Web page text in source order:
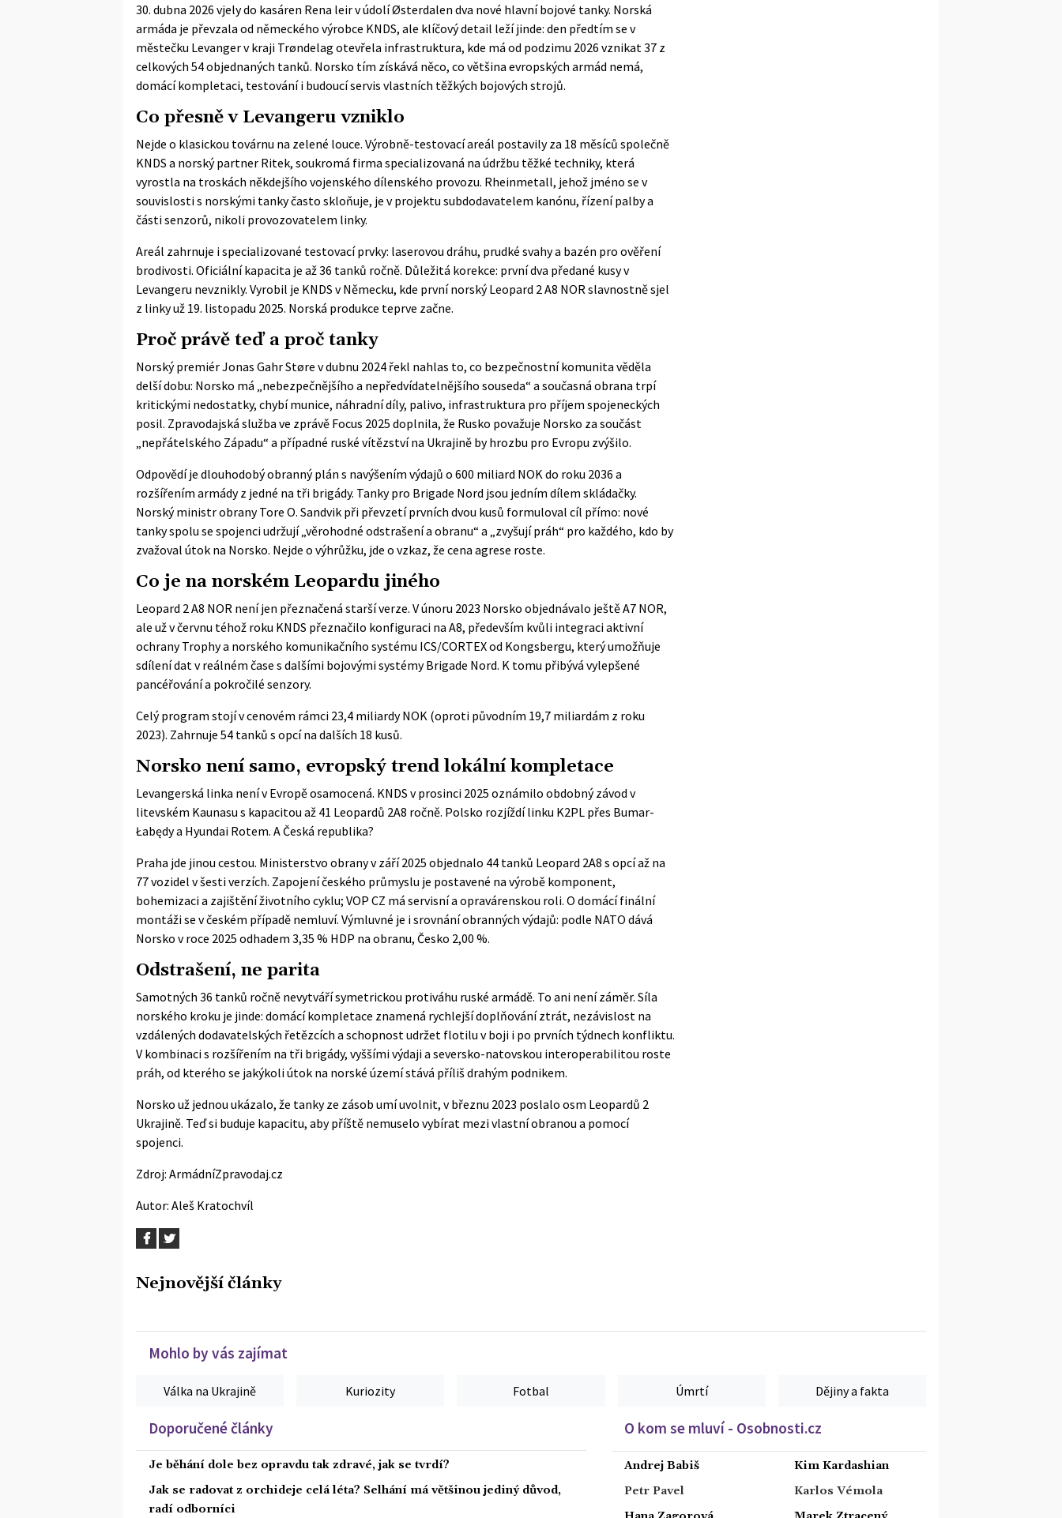
30. dubna 2026 vjely do kasáren Rena leir v údolí Østerdalen dva nové hlavní bojové tanky. Norská
armáda je převzala od německého výrobce KNDS, ale klíčový detail leží jinde: den předtím se v
městečku Levanger v kraji Trøndelag otevřela infrastruktura, kde má od podzimu 2026 vznikat 37 z
celkových 54 objednaných tanků. Norsko tím získává něco, co většina evropských armád nemá,
domácí kompletaci, testování i budoucí servis vlastních těžkých bojových strojů.
Co přesně v Levangeru vzniklo
Nejde o klasickou továrnu na zelené louce. Výrobně-testovací areál postavily za 18 měsíců společně
KNDS a norský partner Ritek, soukromá firma specializovaná na údržbu těžké techniky, která
vyrostla na troskách někdejšího vojenského dílenského provozu. Rheinmetall, jehož jméno se v
souvislosti s norskými tanky často skloňuje, je v projektu subdodavatelem kanónu, řízení palby a
části senzorů, nikoli provozovatelem linky.
Areál zahrnuje i specializované testovací prvky: laserovou dráhu, prudké svahy a bazén pro ověření
brodivosti. Oficiální kapacita je až 36 tanků ročně. Důležitá korekce: první dva předané kusy v
Levangeru nevznikly. Vyrobil je KNDS v Německu, kde první norský Leopard 2 A8 NOR slavnostně sjel
z linky už 19. listopadu 2025. Norská produkce teprve začne.
Proč právě teď a proč tanky
Norský premiér Jonas Gahr Støre v dubnu 2024 řekl nahlas to, co bezpečnostní komunita věděla
delší dobu: Norsko má „nebezpečnějšího a nepředvídatelnějšího souseda“ a současná obrana trpí
kritickými nedostatky, chybí munice, náhradní díly, palivo, infrastruktura pro příjem spojeneckých
posil. Zpravodajská služba ve zprávě Focus 2025 doplnila, že Rusko považuje Norsko za součást
„nepřátelského Západu“ a případné ruské vítězství na Ukrajině by hrozbu pro Evropu zvýšilo.
Odpovědí je dlouhodobý obranný plán s navýšením výdajů o 600 miliard NOK do roku 2036 a
rozšířením armády z jedné na tři brigády. Tanky pro Brigade Nord jsou jedním dílem skládačky.
Norský ministr obrany Tore O. Sandvik při převzetí prvních dvou kusů formuloval cíl přímo: nové
tanky spolu se spojenci udržují „věrohodné odstrašení a obranu“ a „zvyšují práh“ pro každého, kdo by
zvažoval útok na Norsko. Nejde o výhrůžku, jde o vzkaz, že cena agrese roste.
Co je na norském Leopardu jiného
Leopard 2 A8 NOR není jen přeznačená starší verze. V únoru 2023 Norsko objednávalo ještě A7 NOR,
ale už v červnu téhož roku KNDS přeznačilo konfiguraci na A8, především kvůli integraci aktivní
ochrany Trophy a norského komunikačního systému ICS/CORTEX od Kongsbergu, který umožňuje
sdílení dat v reálném čase s dalšími bojovými systémy Brigade Nord. K tomu přibývá vylepšené
pancéřování a pokročilé senzory.
Celý program stojí v cenovém rámci 23,4 miliardy NOK (oproti původním 19,7 miliardám z roku
2023). Zahrnuje 54 tanků s opcí na dalších 18 kusů.
Norsko není samo, evropský trend lokální kompletace
Levangerská linka není v Evropě osamocená. KNDS v prosinci 2025 oznámilo obdobný závod v
litevském Kaunasu s kapacitou až 41 Leopardů 2A8 ročně. Polsko rozjíždí linku K2PL přes Bumar-
Łabędy a Hyundai Rotem. A Česká republika?
Praha jde jinou cestou. Ministerstvo obrany v září 2025 objednalo 44 tanků Leopard 2A8 s opcí až na
77 vozidel v šesti verzích. Zapojení českého průmyslu je postavené na výrobě komponent,
bohemizaci a zajištění životního cyklu; VOP CZ má servisní a opravárenskou roli. O domácí finální
montáži se v českém případě nemluví. Výmluvné je i srovnání obranných výdajů: podle NATO dává
Norsko v roce 2025 odhadem 3,35 % HDP na obranu, Česko 2,00 %.
Odstrašení, ne parita
Samotných 36 tanků ročně nevytváří symetrickou protiváhu ruské armádě. To ani není záměr. Síla
norského kroku je jinde: domácí kompletace znamená rychlejší doplňování ztrát, nezávislost na
vzdálených dodavatelských řetězcích a schopnost udržet flotilu v boji i po prvních týdnech konfliktu.
V kombinaci s rozšířením na tři brigády, vyššími výdaji a seversko-natovskou interoperabilitou roste
práh, od kterého se jakýkoli útok na norské území stává příliš drahým podnikem.
Norsko už jednou ukázalo, že tanky ze zásob umí uvolnit, v březnu 2023 poslalo osm Leopardů 2
Ukrajině. Teď si buduje kapacitu, aby příště nemuselo vybírat mezi vlastní obranou a pomocí
spojenci.
Zdroj: ArmádníZpravodaj.cz
Autor: Aleš Kratochvíl
Nejnovější články
Mohlo by vás zajímat
Válka na Ukrajině Kuriozity Fotbal Úmrtí Dějiny a fakta
Doporučené články
Je běhání dole bez opravdu tak zdravé, jak se tvrdí?
Jak se radovat z orchideje celá léta? Selhání má většinou jediný důvod,
radí odborníci
O kom se mluví - Osobnosti.cz
Andrej Babiš
Petr Pavel
Kim Kardashian
Karlos Vémola